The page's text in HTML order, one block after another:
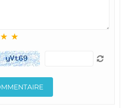
★ ★